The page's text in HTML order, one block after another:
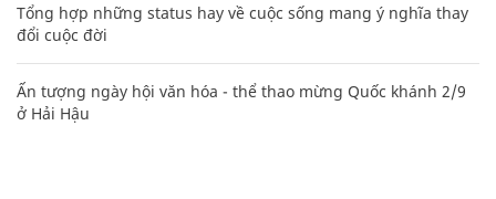
Tổng hợp những status hay về cuộc sống mang ý nghĩa thay
đổi cuộc đời
Ấn tượng ngày hội văn hóa - thể thao mừng Quốc khánh 2/9
ở Hải Hậu